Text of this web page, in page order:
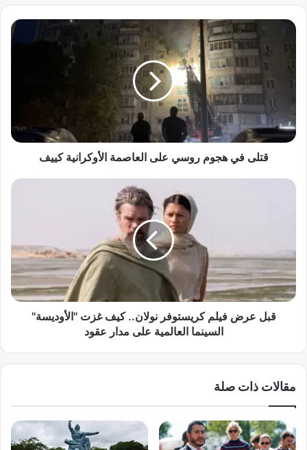
ق
ى
ف
ج
و
و
ى
ا
ل
ع
ل
ك
ر
قتلى في هجوم روسي على العاصمة الأوكرانية كييف
ق
ض
ف
ي
ل
ت
ر
ن
قبل عرض فيلم كريستوفر نولان.. كيف غزت "الأوديسة"
السينما العالمية على مدار عقود
مقالات ذات صلة